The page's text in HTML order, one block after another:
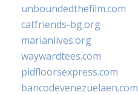
unboundedthefilm.com
catfriends-bg.org
marianlives.org
waywardtees.com
pidfloorsexpress.com
bancodevenezuelaen.com